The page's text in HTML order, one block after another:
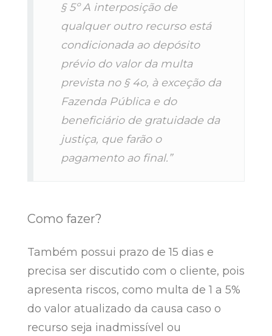
§ 5º A interposição de
qualquer outro recurso está
condicionada ao depósito
prévio do valor da multa
prevista no § 4o, à exceção da
Fazenda Pública e do
beneficiário de gratuidade da
justiça, que farão o
pagamento ao final.”
Como fazer?
Também possui prazo de 15 dias e
precisa ser discutido com o cliente, pois
apresenta riscos, como multa de 1 a 5%
do valor atualizado da causa caso o
recurso seja inadmissível ou